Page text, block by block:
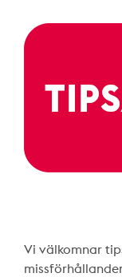
Vi välkomnar